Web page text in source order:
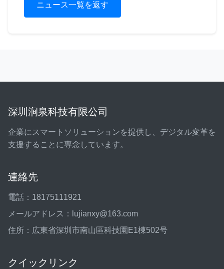
ニュース一覧を返す
深圳涧泉科技有限公司
企業にスマートソリューションを提供し、デジタル変革を
支援することに専念しています。
連絡先
電話：18175111921
メールアドレス：lujianxy@163.com
住所：広東省深圳市南山區科技園E1棟502号
クイックリンク